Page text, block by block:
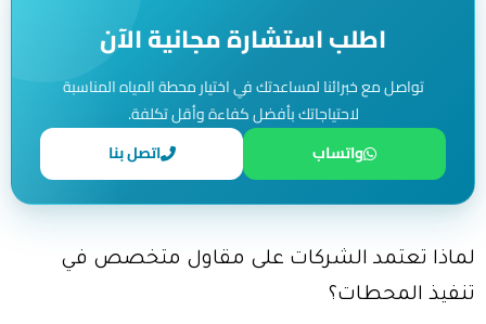
اطلب استشارة مجانية الآن
تواصل مع خبرائنا لمساعدتك في اختيار محطة المياه المناسبة
لاحتياجاتك بأفضل كفاءة وأقل تكلفة.
واتساب
اتصل بنا
لماذا تعتمد الشركات على مقاول متخصص في
تنفيذ المحطات؟